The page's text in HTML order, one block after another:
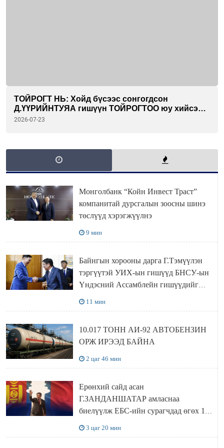
ТОЙРОГТ НЬ: Хойд бүсээс сонгогдсон
Д.ҮҮРИЙНТУЯА гишүүн ТОЙРОГТОО юу хийсэн
бэ...
2026-07-23
Монголбанк “Койн Инвест Траст”
компанитай дурсгалын зоосны шинэ
төслүүд хэрэгжүүлнэ
9 мин
Байнгын хорооны дарга Г.Тэмүүлэн
тэргүүтэй УИХ-ын гишүүд БНСУ-ын
Үндэсний Ассамблейн гишүүдийг
11 мин
10.017 ТОНН АИ-92 АВТОБЕНЗИН
ОРЖ ИРЭЭД БАЙНА
2 цаг 46 мин
Ерөнхий сайд асан
Г.ЗАНДАНШАТАР амласнаа
биелүүлж ЕБС-ийн сурагчдад өгөх 10.
3 цаг 20 мин